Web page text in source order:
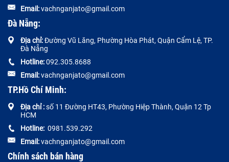
Email:vachnganjato@gmail.com
Đà Nẵng:
Địa chỉ:Đường Vũ Lăng, Phường Hòa Phát, Quận Cẩm Lệ, TP.
Đà Nẵng
Hotline:092.305.8688
Email:vachnganjato@gmail.com
TP.Hồ Chí Minh:
Địa chỉ :số 11 Đường HT43, Phường Hiệp Thành, Quận 12 Tp
HCM
Hotline: 0981.539.292
Email:vachnganjato@gmail.com
Chính sách bán hàng